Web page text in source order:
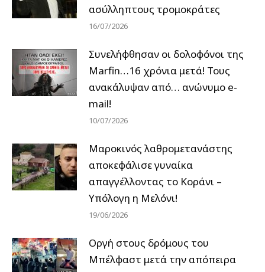
ασύλληπτους τρομοκράτες
16/07/2026
Συνελήφθησαν οι δολοφόνοι της
Marfin…16 χρόνια μετά! Τους
ανακάλυψαν από… ανώνυμο e-
mail!
10/07/2026
Μαροκινός λαθρομετανάστης
αποκεφάλισε γυναίκα
απαγγέλλοντας το Κοράνι –
Υπόλογη η Μελόνι!
19/06/2026
Οργή στους δρόμους του
Μπέλφαστ μετά την απόπειρα